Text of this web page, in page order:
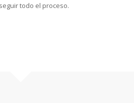
todo el proceso.